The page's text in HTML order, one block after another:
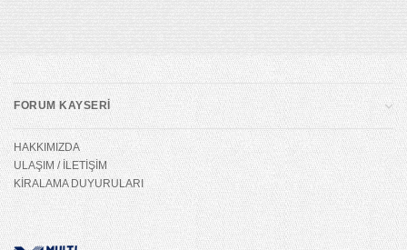
FORUM KAYSERİ
HAKKIMIZDA
ULAŞIM / İLETİŞİM
KİRALAMA DUYURULARI